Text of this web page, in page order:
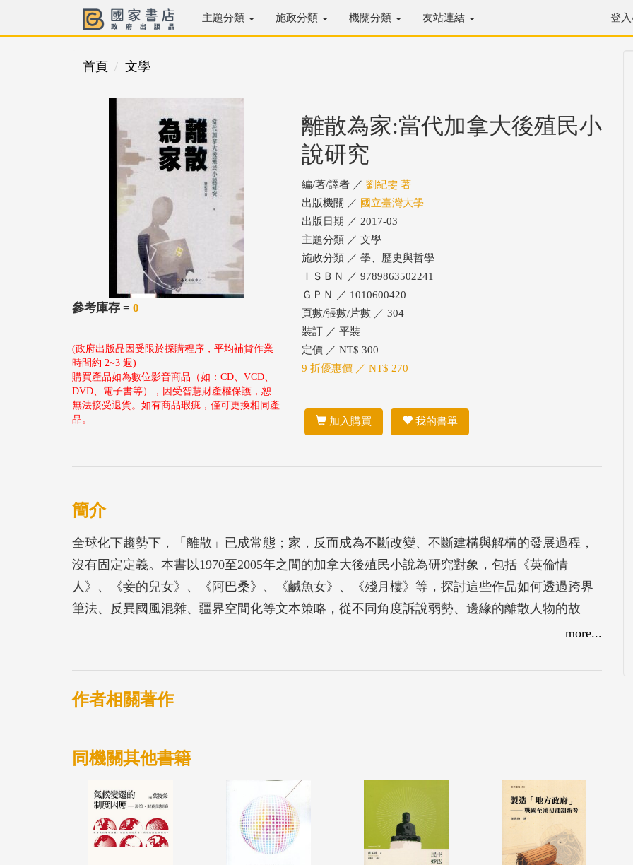
主題分類 施政分類 機關分類 友站連結 登
首頁 文學
參考庫存 = 0
(政府出版品因受限於採購程序，平均補貨作業
時間約 2~3 週)
購買產品如為數位影音商品（如：CD、VCD、
DVD、電子書等），因受智慧財產權保護，恕
無法接受退貨。如有商品瑕疵，僅可更換相同產
品。
離散為家:當代加拿大後殖民小
說研究
編/著/譯者 ／ 劉紀雯 著
出版機關 ／ 國立臺灣大學
出版日期 ／ 2017-03
主題分類 ／ 文學
施政分類 ／ 學、歷史與哲學
ＩＳＢＮ ／ 9789863502241
ＧＰＮ ／ 1010600420
頁數/張數/片數 ／ 304
裝訂 ／ 平裝
定價 ／ NT$ 300
9 折優惠價 ／ NT$ 270
加入購買 我的書單
簡介
全球化下趨勢下，「離散」已成常態；家，反而成為不斷改變、不斷建構與解構的發展過程，
沒有固定定義。本書以1970至2005年之間的加拿大後殖民小說為研究對象，包括《英倫情
人》、《妾的兒女》、《阿巴桑》、《鹹魚女》、《殘月樓》等，探討這些作品如何透過跨界
筆法、反異國風混雜、疆界空間化等文本策略，從不同角度訴說弱勢、邊緣的離散人物的故
more...
作者相關著作
同機關其他書籍